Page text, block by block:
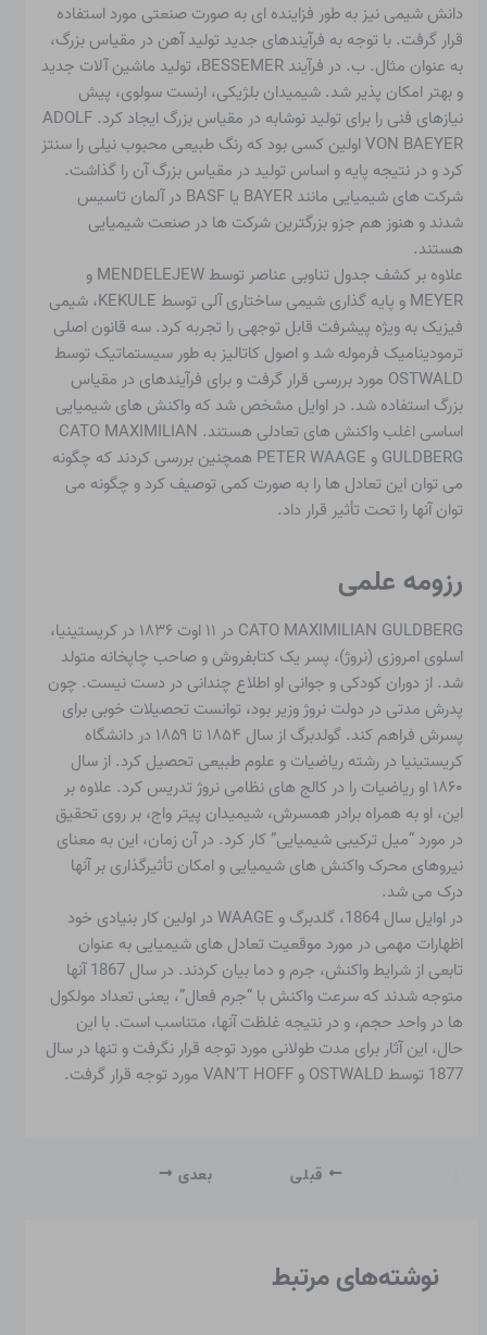
دانش شیمی نیز به طور فزاینده ای به صورت صنعتی مورد استفاده
قرار گرفت. با توجه به فرآیندهای جدید تولید آهن در مقیاس بزرگ،
به عنوان مثال. ب. در فرآیند BESSEMER، تولید ماشین آلات جدید
و بهتر امکان پذیر شد. شیمیدان بلژیکی، ارنست سولوی، پیش
نیازهای فنی را برای تولید نوشابه در مقیاس بزرگ ایجاد کرد. ADOLF
VON BAEYER اولین کسی بود که رنگ طبیعی محبوب نیلی را سنتز
کرد و در نتیجه پایه و اساس تولید در مقیاس بزرگ آن را گذاشت.
شرکت های شیمیایی مانند BAYER یا BASF در آلمان تاسیس
شدند و هنوز هم جزو بزرگترین شرکت ها در صنعت شیمیایی
هستند.
علاوه بر کشف جدول تناوبی عناصر توسط MENDELEJEW و
MEYER و پایه گذاری شیمی ساختاری آلی توسط KEKULÉ، شیمی
فیزیک به ویژه پیشرفت قابل توجهی را تجربه کرد. سه قانون اصلی
ترمودینامیک فرموله شد و اصول کاتالیز به طور سیستماتیک توسط
OSTWALD مورد بررسی قرار گرفت و برای فرآیندهای در مقیاس
بزرگ استفاده شد. در اوایل مشخص شد که واکنش های شیمیایی
اساسی اغلب واکنش های تعادلی هستند. CATO MAXIMILIAN
GULDBERG و PETER WAAGE همچنین بررسی کردند که چگونه
می توان این تعادل ها را به صورت کمی توصیف کرد و چگونه می
توان آنها را تحت تأثیر قرار داد.
رزومه علمی
CATO MAXIMILIAN GULDBERG
در ۱۱ اوت ۱۸۳۶ در کریستینیا،
اسلوی امروزی (نروژ)، پسر یک کتابفروش و صاحب چاپخانه متولد
شد. از دوران کودکی و جوانی او اطلاع چندانی در دست نیست. چون
پدرش مدتی در دولت نروژ وزیر بود، توانست تحصیلات خوبی برای
پسرش فراهم کند. گولدبرگ از سال ۱۸۵۴ تا ۱۸۵۹ در دانشگاه
کریستینیا در رشته ریاضیات و علوم طبیعی تحصیل کرد. از سال
۱۸۶۰ او ریاضیات را در کالج های نظامی نروژ تدریس کرد. علاوه بر
این، او به همراه برادر همسرش، شیمیدان پیتر واج، بر روی تحقیق
در مورد “میل ترکیبی شیمیایی” کار کرد. در آن زمان، این به معنای
نیروهای محرک واکنش های شیمیایی و امکان تأثیرگذاری بر آنها
درک می شد.
در اوایل سال 1864، گلدبرگ و WAAGE در اولین کار بنیادی خود
اظهارات مهمی در مورد موقعیت تعادل های شیمیایی به عنوان
تابعی از شرایط واکنش، جرم و دما بیان کردند. در سال 1867 آنها
متوجه شدند که سرعت واکنش با “جرم فعال”، یعنی تعداد مولکول
ها در واحد حجم، و در نتیجه غلظت آنها، متناسب است. با این
حال، این آثار برای مدت طولانی مورد توجه قرار نگرفت و تنها در سال
1877 توسط OSTWALD و VAN’T HOFF مورد توجه قرار گرفت.
قبلی بعدی
نوشته‌های مرتبط